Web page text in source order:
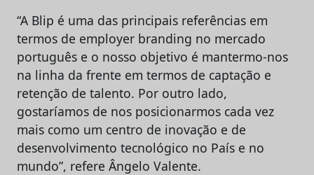
“A Blip é uma das principais referências em
termos de employer branding no mercado
português e o nosso objetivo é mantermo-nos
na linha da frente em termos de captação e
retenção de talento. Por outro lado,
gostaríamos de nos posicionarmos cada vez
mais como um centro de inovação e de
desenvolvimento tecnológico no País e no
mundo”, refere Ângelo Valente.